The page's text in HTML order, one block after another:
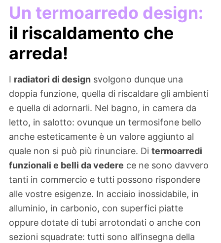
Un termoarredo design:
il riscaldamento che
arreda!
I radiatori di design svolgono dunque una
doppia funzione, quella di riscaldare gli ambienti
e quella di adornarli. Nel bagno, in camera da
letto, in salotto: ovunque un termosifone bello
anche esteticamente è un valore aggiunto al
quale non si può più rinunciare. Di termoarredi
funzionali e belli da vedere ce ne sono davvero
tanti in commercio e tutti possono rispondere
alle vostre esigenze. In acciaio inossidabile, in
alluminio, in carbonio, con superfici piatte
oppure dotate di tubi arrotondati o anche con
sezioni squadrate: tutti sono all’insegna della